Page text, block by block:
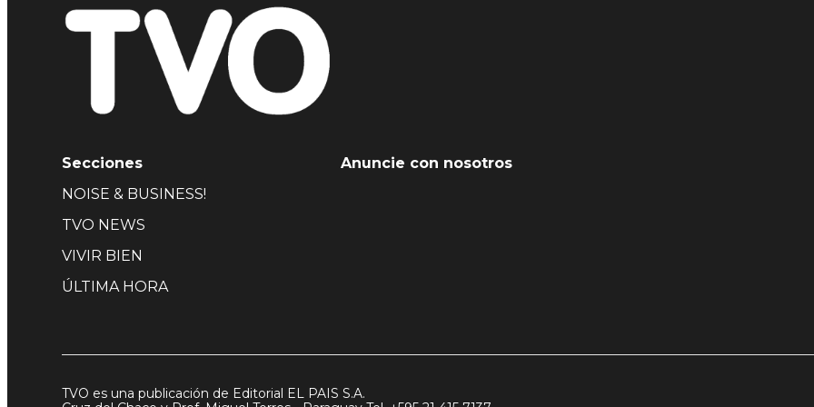
Secciones
NOISE & BUSINESS!
TVO NEWS
VIVIR BIEN
ÚLTIMA HORA
Anuncie con nosotros
TVO es una publicación de Editorial EL PAIS S.A.